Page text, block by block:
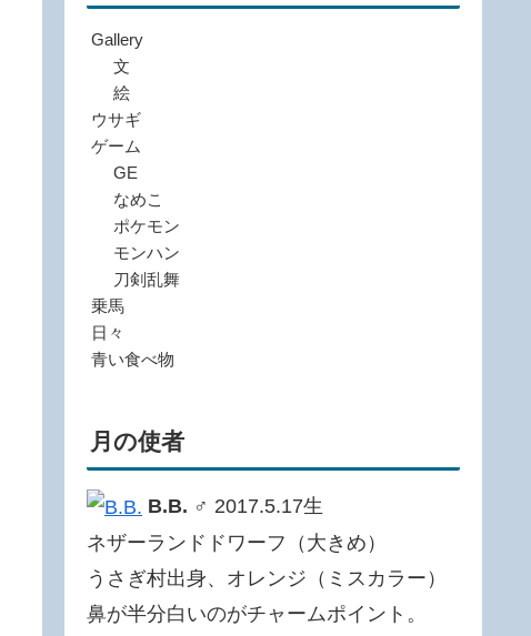
Gallery
文
絵
ウサギ
ゲーム
GE
なめこ
ポケモン
モンハン
刀剣乱舞
乗馬
日々
青い食べ物
月の使者
B.B. ♂ 2017.5.17生
ネザーランドドワーフ（大きめ）
うさぎ村出身、オレンジ（ミスカラー）
鼻が半分白いのがチャームポイント。